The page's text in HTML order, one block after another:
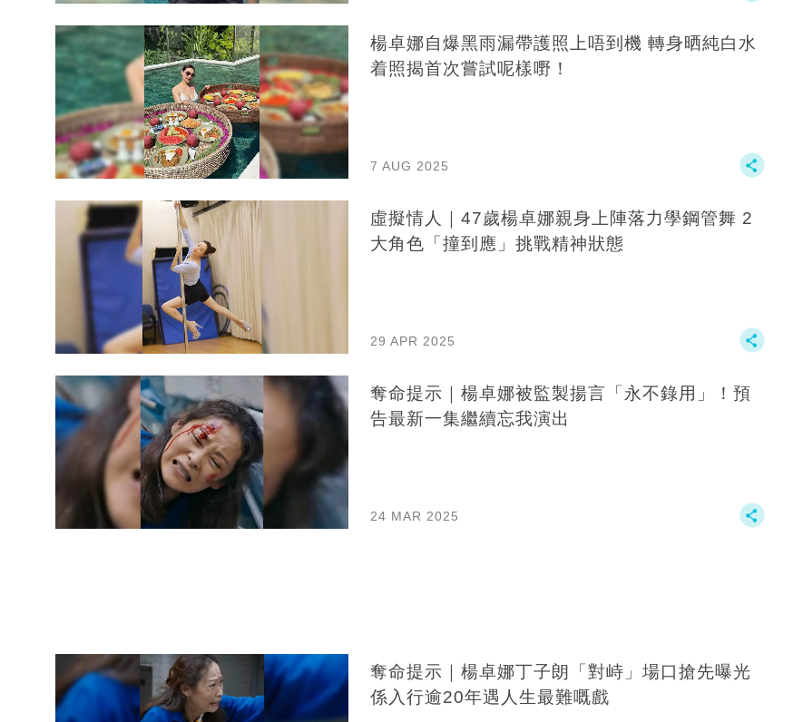
楊卓娜自爆黑雨漏帶護照上唔到機 轉身晒純白水
着照揭首次嘗試呢樣嘢！
7 AUG 2025
虛擬情人｜47歲楊卓娜親身上陣落力學鋼管舞 2
大角色「撞到應」挑戰精神狀態
29 APR 2025
奪命提示｜楊卓娜被監製揚言「永不錄用」！預
告最新一集繼續忘我演出
24 MAR 2025
奪命提示｜楊卓娜丁子朗「對峙」場口搶先曝光
係入行逾20年遇人生最難嘅戲